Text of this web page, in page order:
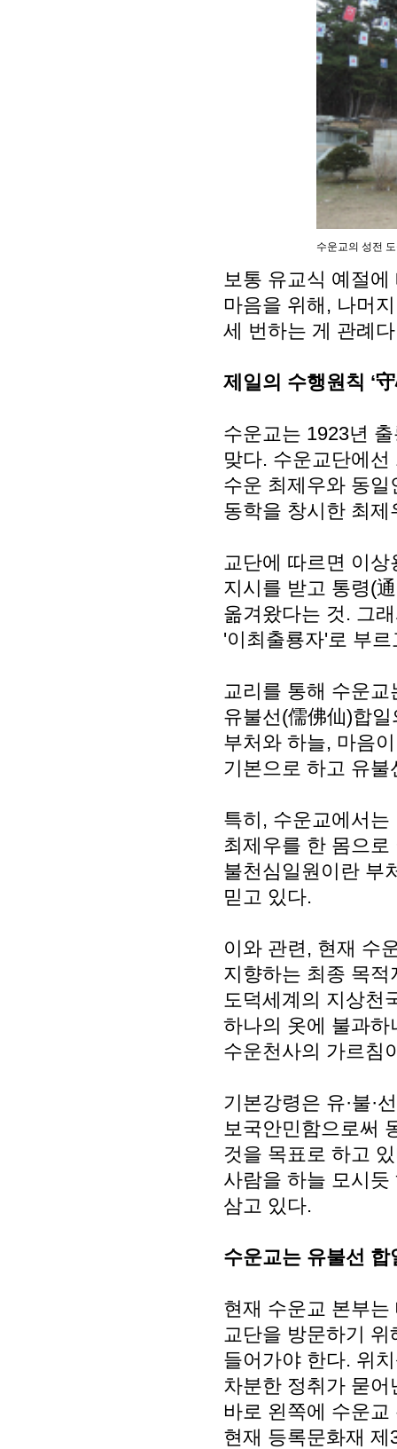
수운교의 성전
보통 유교식 예절
마음을 위해, 나머
세 번하는 게 관례
제일의 수행원칙 ‘
수운교는 1923년
맞다. 수운교단에
수운 최제우와 동
동학을 창시한 최제
교단에 따르면 이
지시를 받고 통령(
옮겨왔다는 것. 그
'이최출룡자'로 부르
교리를 통해 수운
유불선(儒佛仙)합
부처와 하늘, 마음
기본으로 하고 유
특히, 수운교에서
최제우를 한 몸으
불천심일원이란 부
믿고 있다.
이와 관련, 현재 수
지향하는 최종 목
도덕세계의 지상천
하나의 옷에 불과
수운천사의 가르침
기본강령은 유·불·
보국안민함으로써
것을 목표로 하고
사람을 하늘 모시
삼고 있다.
수운교는 유불선 합
현재 수운교 본부
교단을 방문하기
들어가야 한다. 위
차분한 정취가 묻
바로 왼쪽에 수운
현재 등록문화재